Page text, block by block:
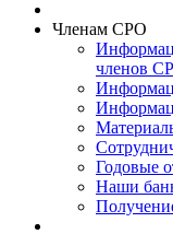
Членам СРО
членов
Годовые
Наши